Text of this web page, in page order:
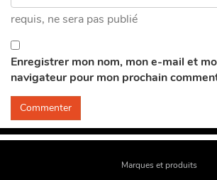
requis, ne sera pas publié
Enregistrer mon nom, mon e-mail et
navigateur pour mon prochain
Marques et produits